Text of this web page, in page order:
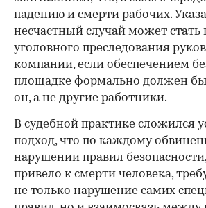
падению и смерти рабочих.
несчастный случай может
уголовного преследования
компании, если обеспечением
площадке формально должен
он, а не другие работники.
В судебной практике сложился
подход, что по каждому
нарушении правил
привело к смерти человека,
не только нарушение самих